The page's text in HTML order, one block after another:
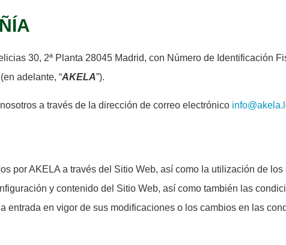
30, 2ª Planta 28045 Madrid, con Número de Identificación
adelante, “AKELA”).
a través de la dirección de correo electrónico
por AKELA a través del Sitio Web, así como la utilización de los
y contenido del Sitio Web, así como también las
en vigor de sus modificaciones o los cambios en las